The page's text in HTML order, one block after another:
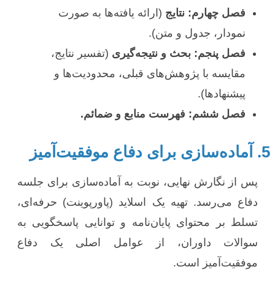
فصل چهارم: نتایج (ارائه یافته‌ها به صورت
نمودار، جدول و متن).
فصل پنجم: بحث و نتیجه‌گیری (تفسیر نتایج،
مقایسه با پژوهش‌های قبلی، محدودیت‌ها و
پیشنهادها).
فصل ششم: فهرست منابع و ضمائم.
5. آماده‌سازی برای دفاع موفقیت‌آمیز
پس از نگارش نهایی، نوبت به آماده‌سازی برای جلسه
دفاع می‌رسد. تهیه یک اسلاید (پاورپوینت) حرفه‌ای،
تسلط بر محتوای پایان‌نامه و توانایی پاسخگویی به
سوالات داوران، از عوامل اصلی یک دفاع
موفقیت‌آمیز است.